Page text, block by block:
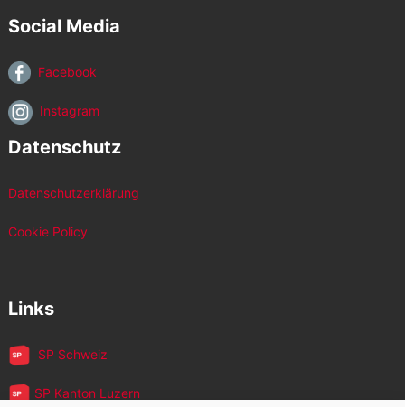
Social Media
Facebook
Instagram
Datenschutz
Datenschutzerklärung
Cookie Policy
Links
SP Schweiz
SP Kanton Luzern